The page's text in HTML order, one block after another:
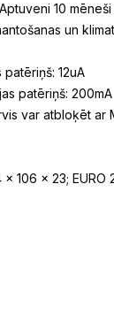
10 mēneši
un
12uA
patēriņš: 200mA
var atbloķēt ar
106 x 23; EURO